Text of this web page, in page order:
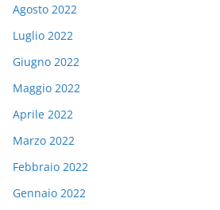
Agosto 2022
Luglio 2022
Giugno 2022
Maggio 2022
Aprile 2022
Marzo 2022
Febbraio 2022
Gennaio 2022